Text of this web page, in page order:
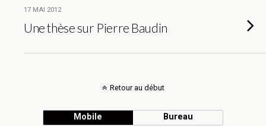
17 MAI 2012
Une thèse sur Pierre Baudin
Retour au début
Mobile Bureau